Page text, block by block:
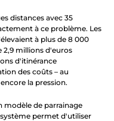
distances avec 35
à ce problème. Les
à plus de 8 000
2,9 millions d'euros
d'itinérance
des coûts – au
la pression.
modèle de parrainage
système permet d'utiliser